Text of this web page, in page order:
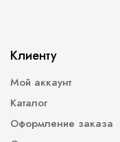
Клиенту
Мой аккаунт
Каталог
Оформление заказа